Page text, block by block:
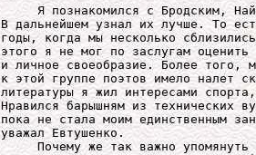
Я познакомился с Бродским,
В дальнейшем узнал их лучше. То
годы, когда мы несколько
этого я не мог по заслугам оценить
и личное своеобразие. Более того,
к этой группе поэтов имело налет
литературы я жил интересами
Нравился барышням из технических
пока не стала моим единственным
уважал Евтушенко.
Почему же так важно упомянуть